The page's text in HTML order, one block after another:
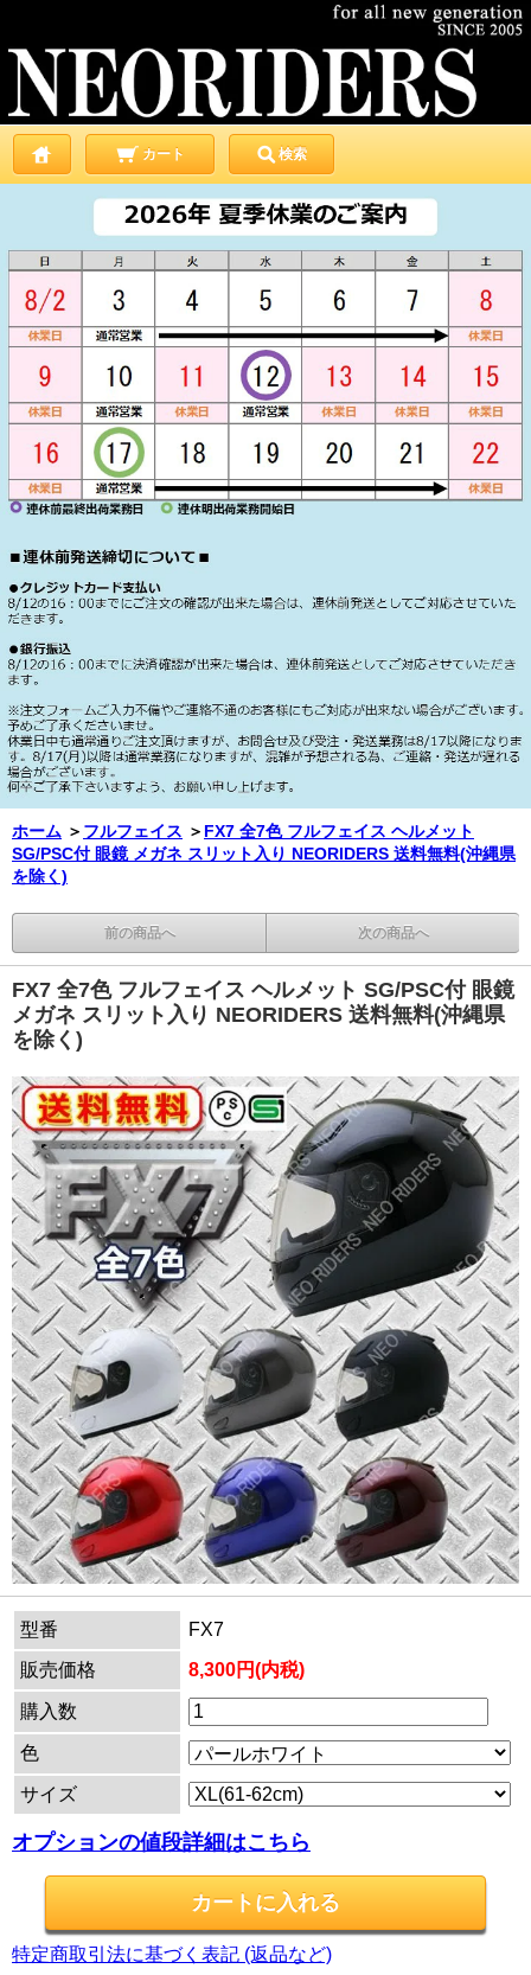
カート 検索
ホーム ＞ フルフェイス ＞ FX7 全7色 フルフェイス ヘルメット
SG/PSC付 眼鏡 メガネ スリット入り NEORIDERS 送料無料(沖縄県
を除く)
前の商品へ 次の商品へ
FX7 全7色 フルフェイス ヘルメット SG/PSC付 眼鏡
メガネ スリット入り NEORIDERS 送料無料(沖縄県
を除く)
型番
FX7
販売価格
8,300円(内税)
購入数
色
サイズ
オプションの値段詳細はこちら
特定商取引法に基づく表記 (返品など)